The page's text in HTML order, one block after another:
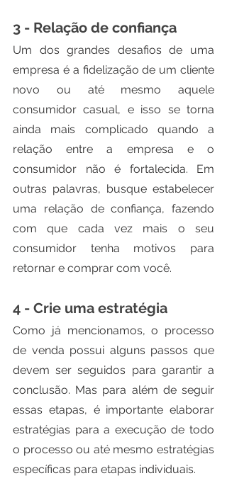
3 - Relação de confiança
Um dos grandes desafios de uma
empresa é a fidelização de um cliente
novo ou até mesmo aquele
consumidor casual, e isso se torna
ainda mais complicado quando a
relação entre a empresa e o
consumidor não é fortalecida. Em
outras palavras, busque estabelecer
uma relação de confiança, fazendo
com que cada vez mais o seu
consumidor tenha motivos para
retornar e comprar com você.
4 - Crie uma estratégia
Como já mencionamos, o processo
de venda possui alguns passos que
devem ser seguidos para garantir a
conclusão. Mas para além de seguir
essas etapas, é importante elaborar
estratégias para a execução de todo
o processo ou até mesmo estratégias
específicas para etapas individuais.